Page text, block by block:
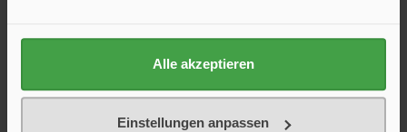
Alle akzeptieren
Einstellungen anpassen